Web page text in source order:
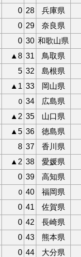
0 28 兵庫県
0 29 奈良県
0 30 和歌山県
▲8 31 鳥取県
5 32 島根県
▲1 33 岡山県
0 34 広島県
▲2 35 山口県
▲5 36 徳島県
8 37 香川県
▲2 38 愛媛県
0 39 高知県
0 40 福岡県
0 41 佐賀県
0 42 長崎県
0 43 熊本県
0 44 大分県